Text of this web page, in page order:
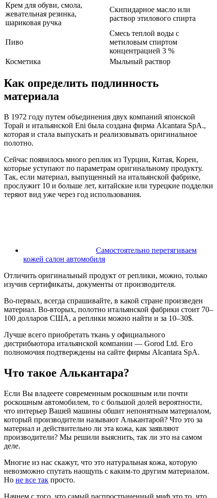
Крем для обуви, смола,
жевательная резинка,
шариковая ручка
Скипидарное масло или
раствор этилового спирта
Пиво
Смесь теплой воды с
метиловым спиртом
концентрацией 3 %
Косметика
Мыльный раствор
Как определить подлинность
материала
В 1972 году путем объединения двух компаний японской
Торай и итальянской Eni была создана фирма Alcantara SpA.,
которая и стала выпускать и реализовывать оригинальное
полотно.
Сейчас появилось много реплик из Турции, Китая, Кореи,
которые уступают по параметрам оригинальному продукту.
Так, если материал, выпущенный на итальянской фабрике,
прослужит 10 и больше лет, китайские или турецкие подделки
теряют вид уже через год использования.
Самостоятельно перетягиваем
кожей салон автомобиля
Отличить оригинальный продукт от реплики, можно, только
изучив сертификаты, документы от производителя.
Во-первых, всегда спрашивайте, в какой стране произведен
материал. Во-вторых, полотно итальянской фабрики стоит 70–
100 долларов США, а реплики можно найти и за 10–30$.
Лучше всего приобретать ткань у официального
дистрибьютора итальянской компании — Gorod Ltd. Его
полномочия подтверждены на сайте фирмы Alcantara SpA.
Что такое Алькантара?
Если Вы владеете современным роскошным или почти
роскошным автомобилем, то с большой долей вероятности,
что интерьер Вашей машины обшит непонятным материалом,
который производители называют Алькантарой? Что это за
материал и действительно ли эта кожа, как заявляют
производители? Мы решили выяснить, так ли это на самом
деле.
Многие из нас скажут, что это натуральная кожа, которую
невозможно спутать наощупь с каким-то другим материалом.
Но не все так просто.